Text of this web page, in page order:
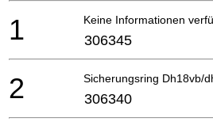
Keine Informationen
1 306345
Sicherungsring Dh18vb/
2 306340